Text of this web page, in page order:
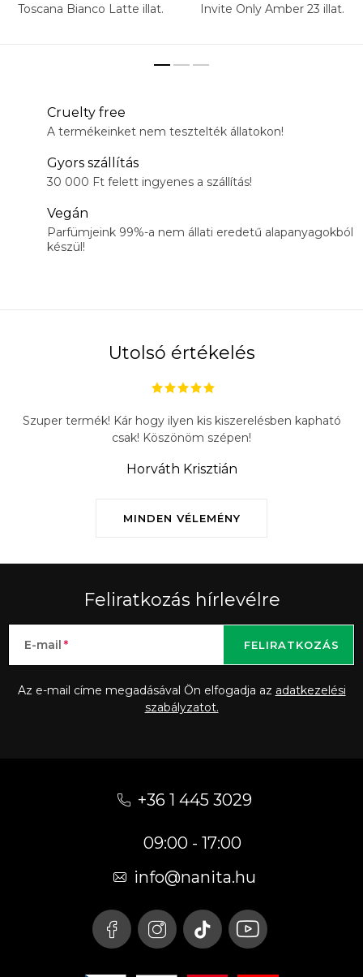
Toscana Bianco Latte illat.
Invite Only Amber 23 illat.
Cruelty free
A termékeinket nem tesztelték állatokon!
Gyors szállítás
30 000 Ft felett ingyenes a szállítás!
Vegán
Parfümjeink 99%-a nem állati eredetű alapanyagokból
készül!
Utolsó értékelés
MINDEN VÉLEMÉNY
Szuper termék! Kár hogy ilyen kis kiszerelésben kapható
csak! Köszönöm szépen!
Horváth Krisztián
Feliratkozás hírlevélre
E-mail
Az e-mail címe megadásával Ön elfogadja az adatkezelési
szabályzatot.
FELIRATKOZÁS
+36 1 445 3029
09:00 - 17:00
info@nanita.hu